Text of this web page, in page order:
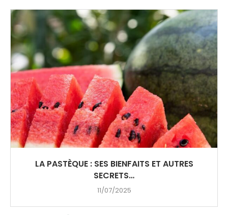
LA PASTÈQUE : SES BIENFAITS ET AUTRES
SECRETS…
11/07/2025